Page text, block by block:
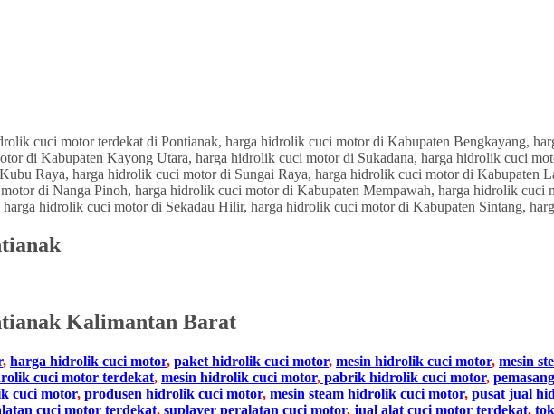
Kalimantan Barat
, harga hidrolik cuci motor, paket hidrolik cuci motor, mesin hidrolik cuci motor, mesin
cuci motor terdekat, mesin hidrolik cuci motor, pabrik hidrolik cuci motor,
cuci motor, produsen hidrolik cuci motor, mesin steam hidrolik cuci motor, pusat jual
cuci motor terdekat, suplayer peralatan cuci motor, jual alat cuci motor terdekat,